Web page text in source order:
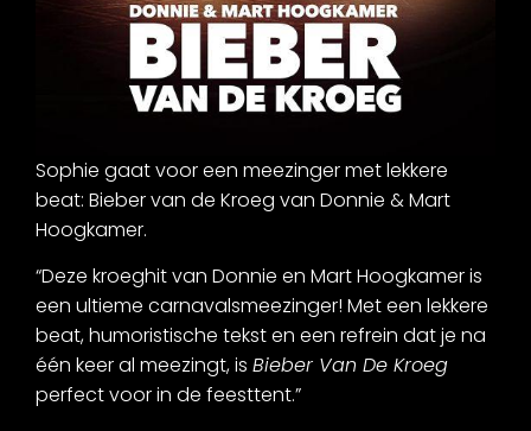
Sophie gaat voor een meezinger met lekkere
beat: Bieber van de Kroeg van Donnie & Mart
Hoogkamer.
“Deze kroeghit van Donnie en Mart Hoogkamer is
een ultieme carnavalsmeezinger! Met een lekkere
beat, humoristische tekst en een refrein dat je na
één keer al meezingt, is Bieber Van De Kroeg
perfect voor in de feesttent.”